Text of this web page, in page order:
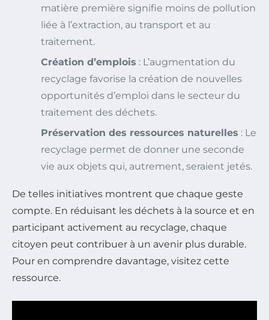
matière première signifie moins de pollution
liée à l’extraction, au transport et au
traitement.
Création d’emplois : L’augmentation du
recyclage favorise la création de nouvelles
opportunités d’emploi dans le secteur du
traitement des déchets.
Préservation des ressources naturelles : Le
recyclage permet de donner une seconde
vie aux objets qui, autrement, seraient jetés.
De telles initiatives montrent que chaque geste
compte. En réduisant les déchets à la source et en
participant activement au recyclage, chaque
citoyen peut contribuer à un avenir plus durable.
Pour en comprendre davantage, visitez cette
ressource.